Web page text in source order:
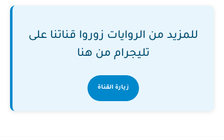
للمزيد من الروايات زوروا قناتنا على
تليجرام من هنا
زيارة القناة